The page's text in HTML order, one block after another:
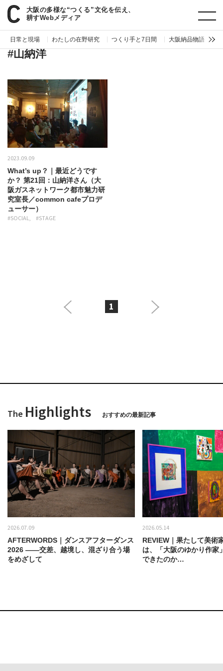
大阪の多様な“つくる”文化を伝え、
耕すWebメディア
日常と現場 わたしの在野研究 つくり手と7日間 大阪納品物語
paperC タグ 山納洋
#山納洋
2023.09.09
What’s up？｜最近どうです
か？ 第21回：山納洋さん（大
阪ガスネットワーク都市魅力研
究室長／common cafeプロデ
ューサー）
#SOCIAL #STAGE
1
The Highlights おすすめの最新記事
2026.07.09
AFTERWORDS｜ダンスアフターダンス
2026 ——交差、越境し、混ざり合う場
をめざして
2026.05.14
REVIEW｜果たして美術
は、「大阪のゆかり作家
できたのか…